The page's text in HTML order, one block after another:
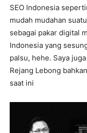
SEO Indonesia
mudah mudahan
sebagai pakar digital
Indonesia yang
palsu, hehe. Saya
Rejang Lebong
saat ini